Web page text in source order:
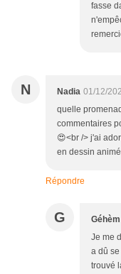
fasse
N Nadia 01/12/
quelle
commentaires
😍<br /> j'ai
en dessin
Répondre
G Géhèm
Je me
a dû
trouvé